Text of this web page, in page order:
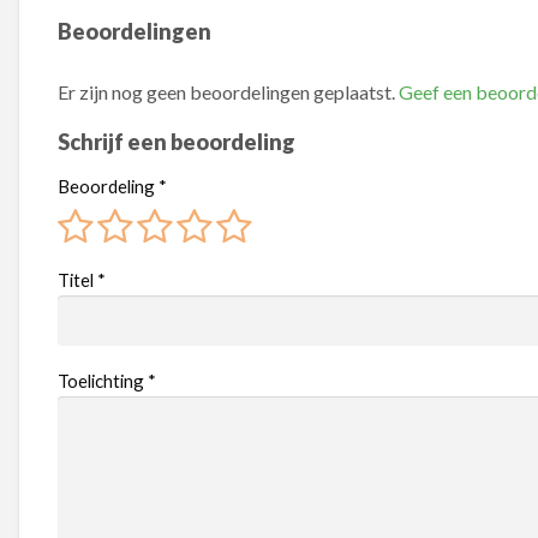
Beoordelingen
Er zijn nog geen beoordelingen geplaatst.Geef een
Schrijf een beoordeling
Beoordeling *
Titel *
Toelichting *